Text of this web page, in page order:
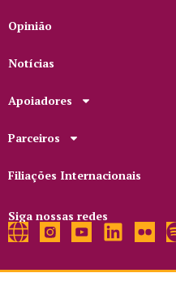
Opinião
Notícias
Apoiadores
Parceiros
Filiações Internacionais
Siga nossas redes